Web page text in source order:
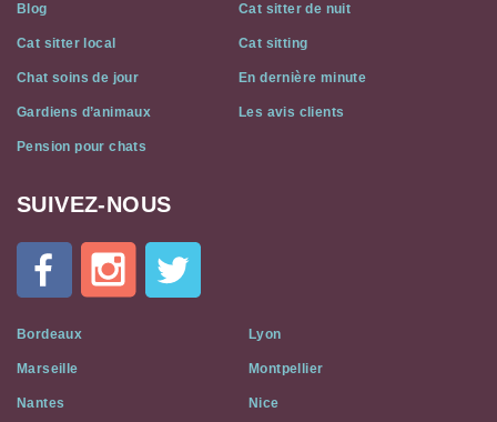
Blog Cat sitter de nuit
Cat sitter local Cat sitting
Chat soins de jour En dernière minute
Gardiens d’animaux Les avis clients
Pension pour chats
Cat
Flat
Social
Media
SUIVEZ-NOUS
Bordeaux Lyon
Marseille Montpellier
Nantes Nice